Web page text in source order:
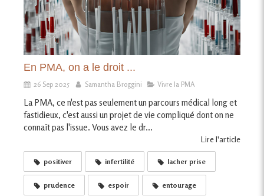
En PMA, on a le droit ...
26 Sep 2025 Samantha Broggini Vivre la PMA
La PMA, ce n'est pas seulement un parcours médical long et
fastidieux, c'est aussi un projet de vie compliqué dont on ne
connaît pas l'issue. Vous avez le dr...
Lire l'article
positiver infertilité lacher prise
prudence espoir entourage